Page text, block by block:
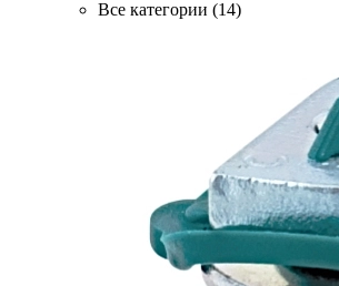
Все категории (14)